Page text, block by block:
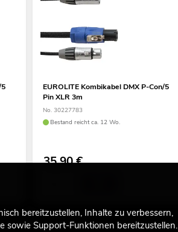
EUROLITE Kombikabel DMX P-Con/5
Pin XLR 3m
No. 30227783
Bestand reicht ca. 12 Wo.
35,90€
bereitzustellen, Inhalte zu verbessern,
Support-Funktionen bereitzustellen.